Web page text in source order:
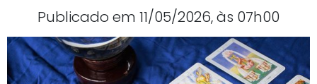
Publicado em 11/05/2026, às 07h00